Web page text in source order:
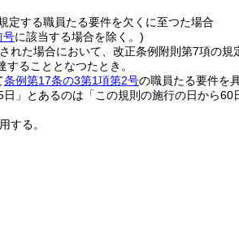
定する職員たる要件を欠くに至つた場合
号に該当する場合を除く。)
れた場合において、改正条例附則第7項の
ることとなつたとき。
条例第17条の3第1項第2号の職員たる要件を
」とあるのは「この規則の施行の日から60
する。